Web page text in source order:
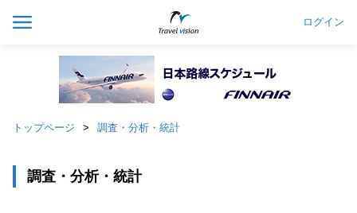
ログイン
トップページ 調査・分析・統計
調査・分析・統計